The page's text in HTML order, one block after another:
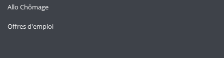
Allo Chômage
Offres d'emploi